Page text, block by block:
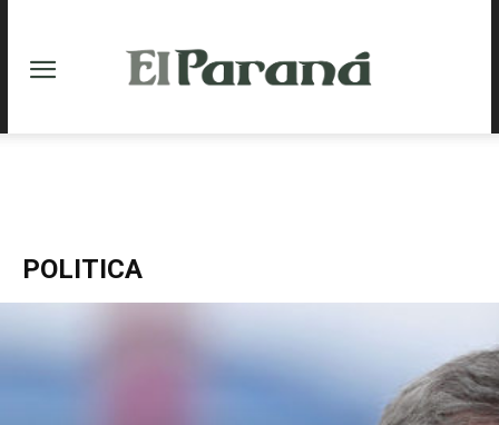
POLITICA